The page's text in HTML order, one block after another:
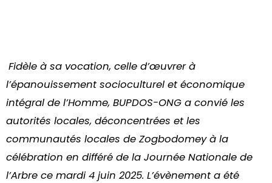
Fidèle à sa vocation, celle d’œuvrer à
l’épanouissement socioculturel et économique
intégral de l’Homme, BUPDOS-ONG a convié les
autorités locales, déconcentrées et les
communautés locales de Zogbodomey à la
célébration en différé de la Journée Nationale de
l’Arbre ce mardi 4 juin 2025. L’évènement a été